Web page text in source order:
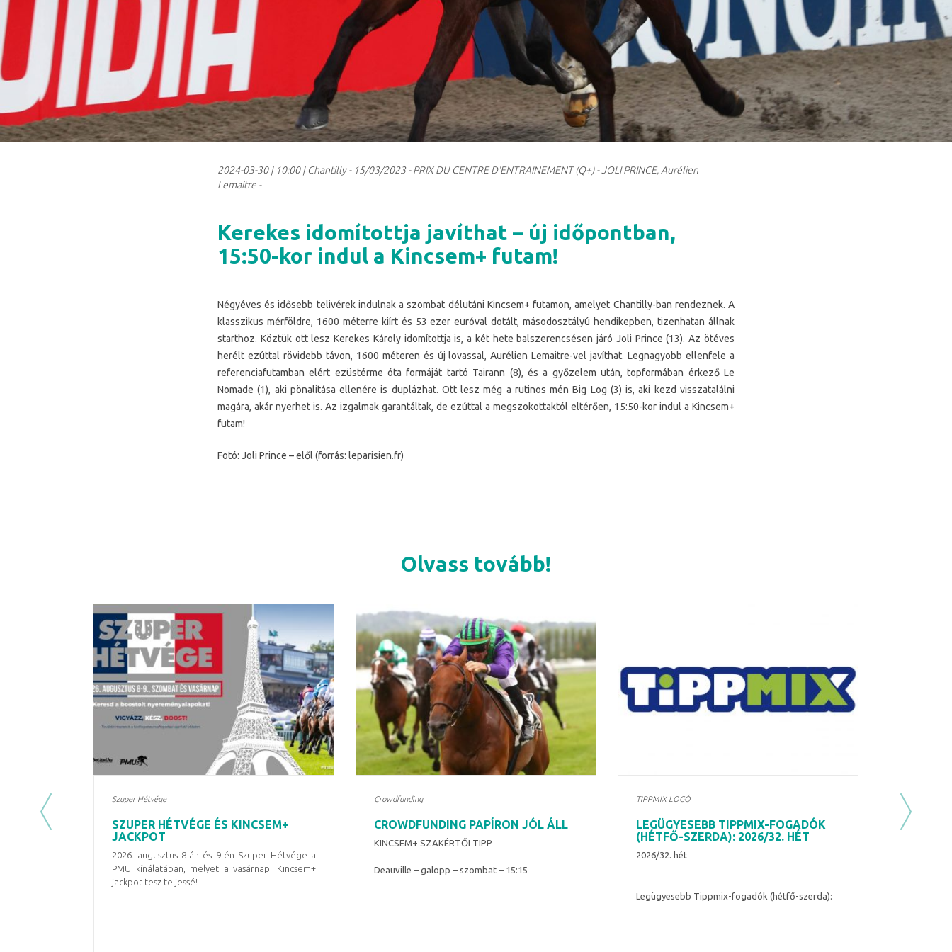
2024-03-30| 10:00| Chantilly - 15/03/2023 - PRIX DU CENTRE D'ENTRAINEMENT (Q+) - JOLI PRINCE, Aurélien
Lemaitre -
Kerekes idomítottja javíthat – új időpontban,
15:50-kor indul a Kincsem+ futam!
Négyéves és idősebb telivérek indulnak a szombat délutáni Kincsem+ futamon, amelyet Chantilly-ban rendeznek. A
klasszikus mérföldre, 1600 méterre kiírt és 53 ezer euróval dotált, másodosztályú hendikepben, tizenhatan állnak
starthoz. Köztük ott lesz Kerekes Károly idomítottja is, a két hete balszerencsésen járó Joli Prince (13). Az ötéves
herélt ezúttal rövidebb távon, 1600 méteren és új lovassal, Aurélien Lemaitre-vel javíthat. Legnagyobb ellenfele a
referenciafutamban elért ezüstérme óta formáját tartó Tairann (8), és a győzelem után, topformában érkező Le
Nomade (1), aki pönalitása ellenére is duplázhat. Ott lesz még a rutinos mén Big Log (3) is, aki kezd visszatalálni
magára, akár nyerhet is. Az izgalmak garantáltak, de ezúttal a megszokottaktól eltérően, 15:50-kor indul a Kincsem+
futam!
Fotó: Joli Prince – elől (forrás: leparisien.fr)
Olvass tovább!
Szuper Hétvége
SZUPER HÉTVÉGE ÉS KINCSEM+
JACKPOT
2026. augusztus 8-án és 9-én Szuper Hétvége a
PMU kínálatában, melyet a vasárnapi Kincsem+
jackpot tesz teljessé!
Crowdfunding
CROWDFUNDING PAPÍRON JÓL ÁLL
KINCSEM+ SZAKÉRTŐI TIPP
Deauville – galopp – szombat – 15:15
TIPPMIX LOGÓ
LEGÜGYESEBB TIPPMIX-FOGADÓK
(HÉTFŐ-SZERDA): 2026/32. HÉT
2026/32. hét
Legügyesebb Tippmix-fogadók (hétfő-szerda):
Previous Next